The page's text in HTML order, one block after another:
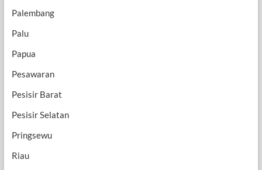
Palembang
Palu
Papua
Pesawaran
Pesisir Barat
Pesisir Selatan
Pringsewu
Riau